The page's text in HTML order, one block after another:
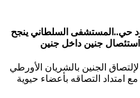
كل500 ألف مولود حي..المستشفى السلطاني ينجح
جنين داخل جنين
الجنين بالشريان الأورطي
امتداد التصاقه بأعضاء حيوية